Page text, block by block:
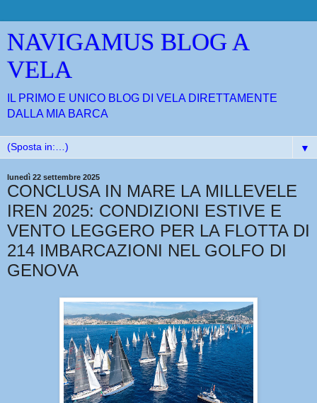
NAVIGAMUS BLOG A
VELA
IL PRIMO E UNICO BLOG DI VELA DIRETTAMENTE
DALLA MIA BARCA
▼
lunedì 22 settembre 2025
CONCLUSA IN MARE LA MILLEVELE
IREN 2025: CONDIZIONI ESTIVE E
VENTO LEGGERO PER LA FLOTTA DI
214 IMBARCAZIONI NEL GOLFO DI
GENOVA